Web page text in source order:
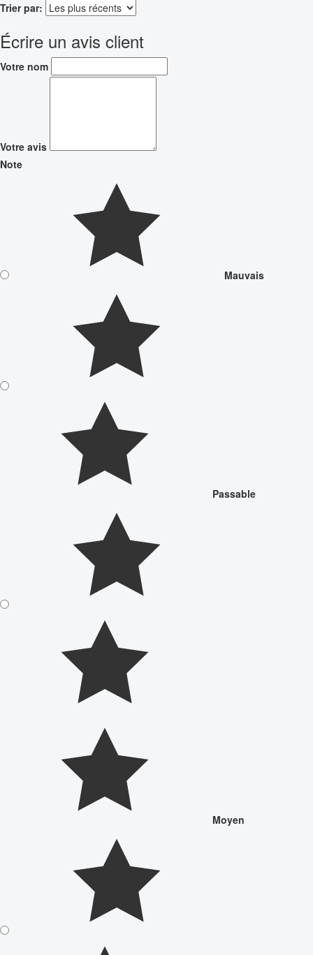
Trier par:
Écrire un avis client
Votre nom
Votre avis
Note
Mauvais
Passable
Moyen